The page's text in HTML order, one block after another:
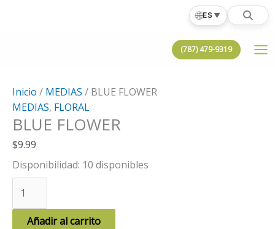
🌐ES▼
(787) 479-9319
Inicio / MEDIAS / BLUE FLOWER
MEDIAS, FLORAL
BLUE FLOWER
$9.99
Disponibilidad: 10 disponibles
FLOWER
cantidad
Añadir al carrito